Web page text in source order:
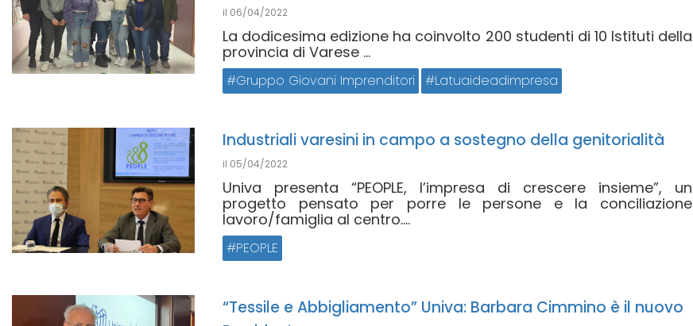
il 06/04/2022
La dodicesima edizione ha coinvolto 200 studenti di 10 Istituti della
provincia di Varese ...
Gruppo Giovani Imprenditori Latuaideadimpresa
Industriali varesini in campo a sostegno della genitorialità
il 05/04/2022
Univa presenta “PEOPLE, l’impresa di crescere insieme”, un
progetto pensato per porre le persone e la conciliazione
lavoro/famiglia al centro....
PEOPLE
“Tessile e Abbigliamento” Univa: Barbara Cimmino è il nuovo